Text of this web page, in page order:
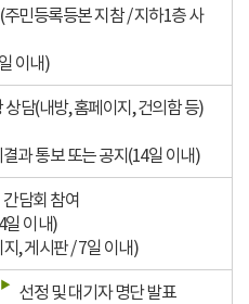
민등록등본 지참 / 지하1층 사
이내)
담(내방, 홈페이지, 건의함 등)
과 통보 또는 공지(14일 이내)
간담회 참여
일 이내)
, 게시판 / 7일 이내)
선정 및 대기자 명단 발표